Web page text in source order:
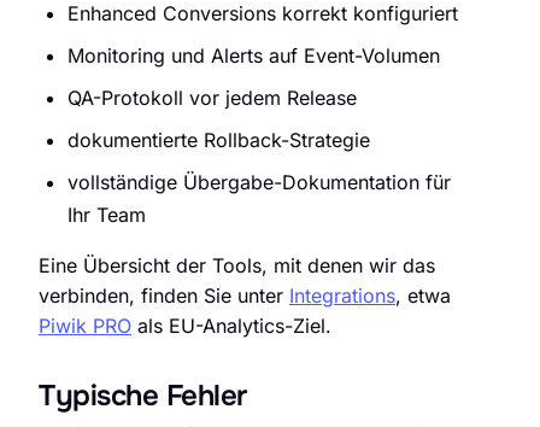
Enhanced Conversions korrekt konfiguriert
Monitoring und Alerts auf Event-Volumen
QA-Protokoll vor jedem Release
dokumentierte Rollback-Strategie
vollständige Übergabe-Dokumentation für
Ihr Team
Eine Übersicht der Tools, mit denen wir das
verbinden, finden Sie unter Integrations, etwa
Piwik PRO als EU-Analytics-Ziel.
Typische Fehler